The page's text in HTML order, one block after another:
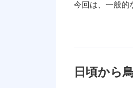
今回は、一般的
日頃から